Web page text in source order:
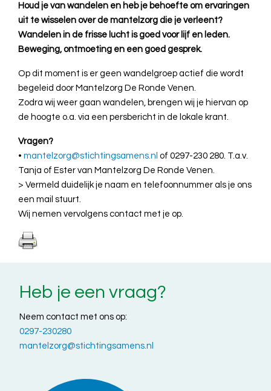
Houd je van wandelen en heb je behoefte om ervaringen
uit te wisselen over de mantelzorg die je verleent?
Wandelen in de frisse lucht is goed voor lijf en leden.
Beweging, ontmoeting en een goed gesprek.
Op dit moment is er geen wandelgroep actief die wordt
begeleid door Mantelzorg De Ronde Venen.
Zodra wij weer gaan wandelen, brengen wij je hiervan op
de hoogte o.a. via een persbericht in de lokale krant.
Vragen?
• mantelzorg@stichtingsamens.nl of 0297-230 280. T.a.v.
Tanja of Ester van Mantelzorg De Ronde Venen.
> Vermeld duidelijk je naam en telefoonnummer als je ons
een mail stuurt.
Wij nemen vervolgens contact met je op.
Heb je een vraag?
Neem contact met ons op:
0297-230280
mantelzorg@stichtingsamens.nl